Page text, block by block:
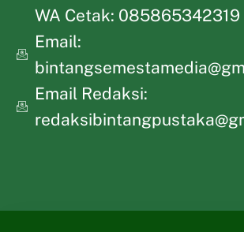
WA Cetak: 085865342319
Email:
Email Redaksi: